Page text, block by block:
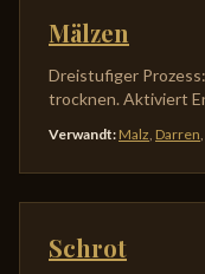
Mälzen
Dreistufiger
trocknen. Aktiviert
Verwandt: Malz, Darren,
Schrot